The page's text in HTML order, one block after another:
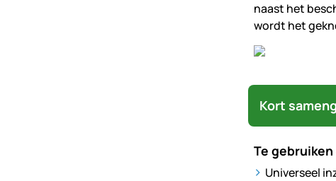
naast het
wordt het
Kort
Te
Universeel